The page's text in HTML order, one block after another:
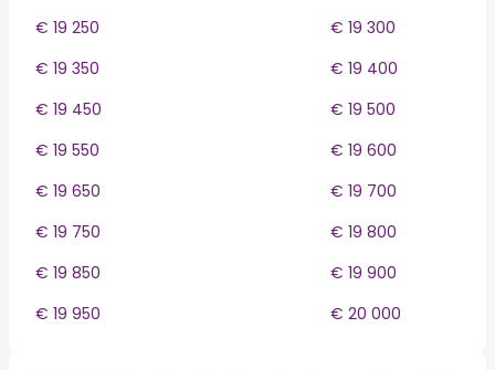
€ 19 250
€ 19 300
€ 19 350
€ 19 400
€ 19 450
€ 19 500
€ 19 550
€ 19 600
€ 19 650
€ 19 700
€ 19 750
€ 19 800
€ 19 850
€ 19 900
€ 19 950
€ 20 000